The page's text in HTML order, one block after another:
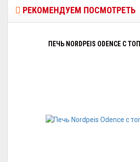
РЕКОМЕНДУЕМ ПОСМОТРЕТЬ
ПЕЧЬ NORDPEIS ODENCE С